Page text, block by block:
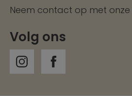
Neem contact op met onze
Volg ons